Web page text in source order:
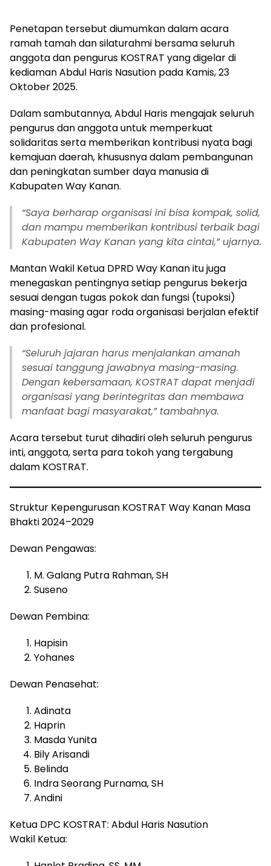
Penetapan tersebut diumumkan dalam acara
ramah tamah dan silaturahmi bersama seluruh
anggota dan pengurus KOSTRAT yang digelar di
kediaman Abdul Haris Nasution pada Kamis, 23
Oktober 2025.
Dalam sambutannya, Abdul Haris mengajak seluruh
pengurus dan anggota untuk memperkuat
solidaritas serta memberikan kontribusi nyata bagi
kemajuan daerah, khususnya dalam pembangunan
dan peningkatan sumber daya manusia di
Kabupaten Way Kanan.
“Saya berharap organisasi ini bisa kompak, solid,
dan mampu memberikan kontribusi terbaik bagi
Kabupaten Way Kanan yang kita cintai,” ujarnya.
Mantan Wakil Ketua DPRD Way Kanan itu juga
menegaskan pentingnya setiap pengurus bekerja
sesuai dengan tugas pokok dan fungsi (tupoksi)
masing-masing agar roda organisasi berjalan efektif
dan profesional.
“Seluruh jajaran harus menjalankan amanah
sesuai tanggung jawabnya masing-masing.
Dengan kebersamaan, KOSTRAT dapat menjadi
organisasi yang berintegritas dan membawa
manfaat bagi masyarakat,” tambahnya.
Acara tersebut turut dihadiri oleh seluruh pengurus
inti, anggota, serta para tokoh yang tergabung
dalam KOSTRAT.
Struktur Kepengurusan KOSTRAT Way Kanan Masa
Bhakti 2024–2029
Dewan Pengawas:
M. Galang Putra Rahman, SH
Suseno
Dewan Pembina:
Hapisin
Yohanes
Dewan Penasehat:
Adinata
Haprin
Masda Yunita
Bily Arisandi
Belinda
Indra Seorang Purnama, SH
Andini
Ketua DPC KOSTRAT: Abdul Haris Nasution
Wakil Ketua: